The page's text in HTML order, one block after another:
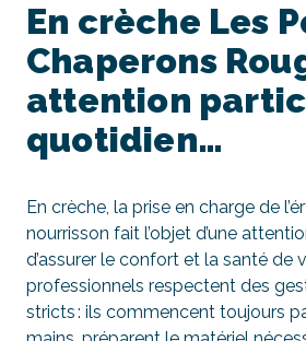
En crèche Les
Chaperons
attention
quotidien…
En crèche, la prise en charge de
nourrisson fait l’objet d’une
d’assurer le confort et la santé de
professionnels respectent des
stricts : ils commencent toujours